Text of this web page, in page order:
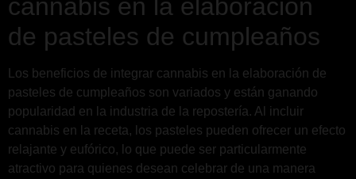
cannabis en la elaboración
de pasteles de cumpleaños
Los beneficios de integrar cannabis en la elaboración de
pasteles de cumpleaños son variados y están ganando
popularidad en la industria de la repostería. Al incluir
cannabis en la receta, los pasteles pueden ofrecer un efecto
relajante y eufórico, lo que puede ser particularmente
atractivo para quienes desean celebrar de una manera